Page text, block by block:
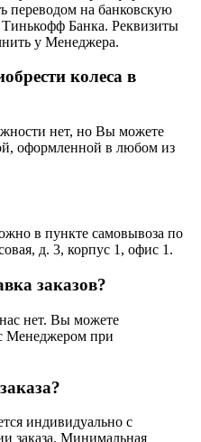
переводом на банковскую
Банка. Реквизиты
у Менеджера.
колеса в
нет, но Вы можете
оформленной в любом из
в пункте самовывоза по
д. 3, корпус 1, офис 1.
заказов?
нет. Вы можете
Менеджером при
индивидуально с
заказа. Минимальная